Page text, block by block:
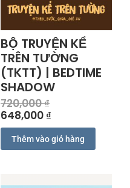
BỘ TRUYỆN KỂ
TRÊN TƯỜNG
(TKTT) | BEDTIME
SHADOW
720,000₫
648,000 ₫
Thêm vào giỏ hàng